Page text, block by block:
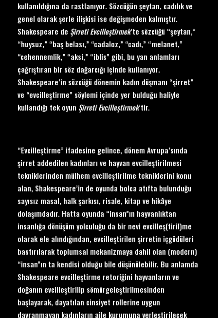
kullanıldığına da rastlanıyor. Sözcüğün şeytan, cadılık ve
genel olarak şerle ilişkisi ise değişmeden kalmıştır.
Shakespeare de Şirreti Evcilleştirmek’te sözcüğü “şeytan,”
“huysuz,” “baş belası,” “cadaloz,” “cadı,” “melanet,”
“cehennemlik,” “aksi,” “iblis” gibi, bu yan anlamları
çağrıştıran bir söz dağarcığı içinde kullanıyor.
Shakespeare’in sözcüğü dönemin kadın düşmanı “şirret”
ve “evcilleştirme” söylemi içinde yer bulduğu haliyle
kullandığı tek oyun Şirreti Evcilleştirmek’tir.
“Evcilleştirme” ifadesine gelince, dönem Avrupa’sında
şirret addedilen kadınları ve hayvan evcilleştirilmesi
tekniklerinden mülhem evcilleştirilme tekniklerini konu
alan, Shakespeare’in de oyunda bolca atıfta bulunduğu
sayısız masal, halk şarkısı, risale, kitap ve hikâye
dolaşımdadır. Hatta oyunda “insan”ın hayvanlıktan
insanlığa dönüşüm yolculuğu da bir nevi evcilleş(tiril)me
olarak ele alındığından, evcilleştirilen şirretin içgüdüleri
bastırılarak toplumsal mekanizmaya dahil olan (modern)
“insan”ın ta kendisi olduğu bile düşünülebilir. Bu anlamda
Shakespeare evcilleştirme retoriğini hayvanların ve
doğanın evcilleştirilip sömürgeleştirilmesinden
başlayarak, dayatılan cinsiyet rollerine uygun
davranmayan kadınların aile kurumuna yerleştirilecek